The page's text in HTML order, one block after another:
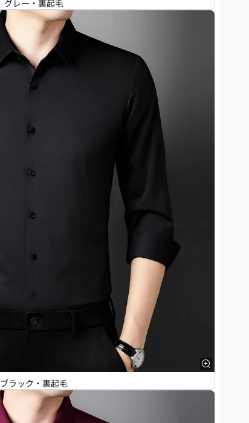
グレー・裏起毛
ブラック・裏起毛